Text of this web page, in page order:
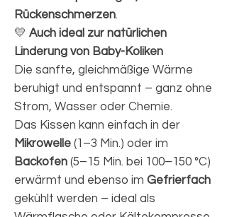
Rückenschmerzen.
💛 Auch ideal zur natürlichen
Linderung von Baby-Koliken
Die sanfte, gleichmäßige Wärme
beruhigt und entspannt – ganz ohne
Strom, Wasser oder Chemie.
Das Kissen kann einfach in der
Mikrowelle (1–3 Min.) oder im
Backofen (5–15 Min. bei 100–150 °C)
erwärmt und ebenso im Gefrierfach
gekühlt werden – ideal als